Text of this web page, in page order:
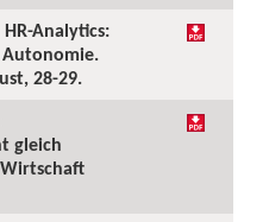
Analytics:
28-29.
gleich